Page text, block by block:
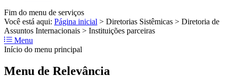
Fim do menu de serviços
Você está aqui: Página inicial > Diretorias Sistêmicas > Diretoria de
Assuntos Internacionais > Instituições parceiras
Menu
Início do menu principal
Menu de Relevância